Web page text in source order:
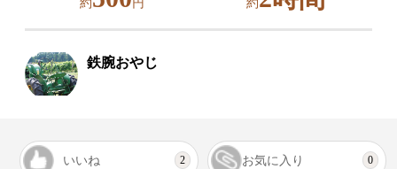
約 円 約
鉄腕おやじ
いいね 2 お気に入り 0